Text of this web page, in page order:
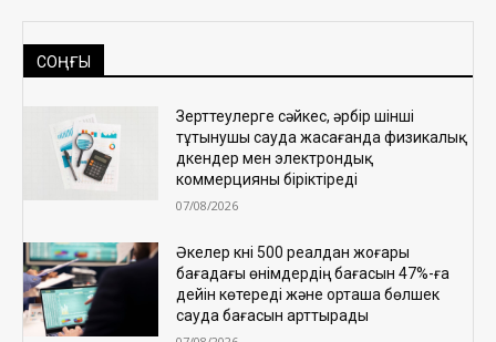
СОҢҒЫ
Зерттеулерге сәйкес, әрбір үшінші
тұтынушы сауда жасағанда физикалық
дүкендер мен электрондық
коммерцияны біріктіреді
07/08/2026
Әкелер күні 500 реалдан жоғары
бағадағы өнімдердің бағасын 47%-ға
дейін көтереді және орташа бөлшек
сауда бағасын арттырады